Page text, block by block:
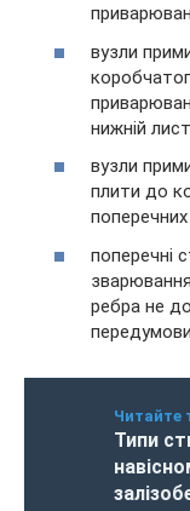
вузли
нижній
вузли
плити до
поперечні
ребра не
Читайте
Типи